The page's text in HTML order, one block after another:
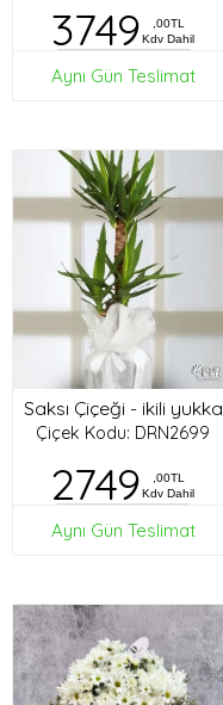
3749
,00TL
Kdv Dahil
Aynı Gün Teslimat
Saksı Çiçeği - ikili yukka
Çiçek Kodu: DRN2699
2749
,00TL
Kdv Dahil
Aynı Gün Teslimat